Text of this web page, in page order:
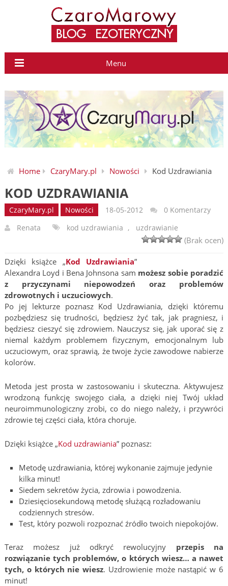
Menu
Home CzaryMary.pl Nowości Kod Uzdrawiania
KOD UZDRAWIANIA
CzaryMary.pl Nowości 18-05-2012
0 Komentarzy
Renata
kod uzdrawiania , uzdrawianie
(Brak ocen)
Dzięki książce „Kod Uzdrawiania”
Alexandra Loyd i Bena Johnsona sam możesz sobie poradzić
z przyczynami niepowodzeń oraz problemów
zdrowotnych i uczuciowych.
Po jej lekturze poznasz Kod Uzdrawiania, dzięki któremu
pozbędziesz się trudności, będziesz żyć tak, jak pragniesz, i
będziesz cieszyć się zdrowiem. Nauczysz się, jak uporać się z
niemal każdym problemem fizycznym, emocjonalnym lub
uczuciowym, oraz sprawią, że twoje życie zawodowe nabierze
kolorów.
Metoda jest prosta w zastosowaniu i skuteczna. Aktywujesz
wrodzoną funkcję swojego ciała, a dzięki niej Twój układ
neuroimmunologiczny zrobi, co do niego należy, i przywróci
zdrowie tej części ciała, która choruje.
Dzięki książce „Kod uzdrawiania” poznasz:
Metodę uzdrawiania, której wykonanie zajmuje jedynie
kilka minut!
Siedem sekretów życia, zdrowia i powodzenia.
Dziesięciosekundową metodę służącą rozładowaniu
codziennych stresów.
Test, który pozwoli rozpoznać źródło twoich niepokojów.
Teraz możesz już odkryć rewolucyjny przepis na
rozwiązanie tych problemów, o których wiesz… a nawet
tych, o których nie wiesz. Uzdrowienie może nastąpić w 6
minut!